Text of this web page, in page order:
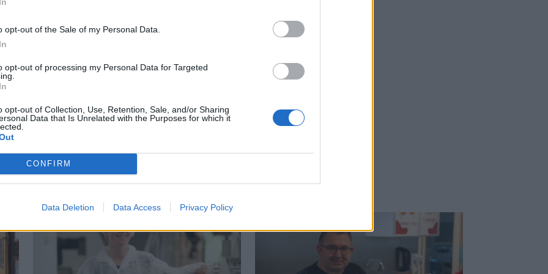
opt-out of the Sale of my Personal Data.
opt-out of processing my Personal Data for Targeted
opt-out of Collection, Use, Retention, Sale, and/or Sharing
Data that Is Unrelated with the Purposes for which it
CONFIRM
Data Deletion Data Access Privacy Policy
KJØP
abonnent? Logg inn her
HOLTÅLEN